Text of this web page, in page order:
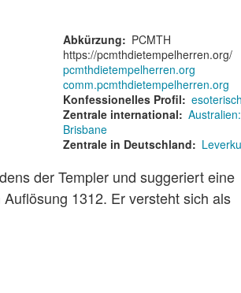
Abkürzung
PCMTH
https://pcmthdietempelherren.org/
pcmthdietempelherren.org
comm.pcmthdietempelherren.org
Konfessionelles Profil
esoterisch
Zentrale international
Australien:
Brisbane
Zentrale in Deutschland
der Templer und suggeriert eine
1312. Er versteht sich als